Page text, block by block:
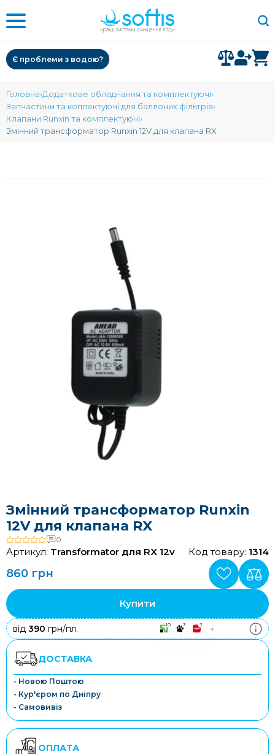
Є проблеми з водою?
Головна Додаткове обладнання та комплектуючі
Запчастини та коплектуючі для баллоних фільтрів
Клапани Runxin та комплектуючі
Змінний трансформатор Runxin 12V для клапана RX
Змінний трансформатор Runxin
12V для клапана RX
0
Артикул: Transformator для RX 12v Код товару: 1314
860 грн
Купити
від 390 грн/пл. 10 3 3 +
ДОСТАВКА
- Новою Поштою
- Кур'єром по Дніпру
- Самовивіз
ОПЛАТА